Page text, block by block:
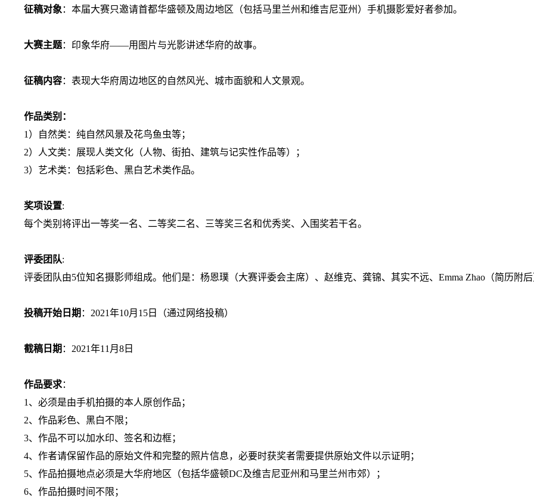
征稿对象 ：本届大赛只邀请首都华盛顿及周边地区（包括马里兰州和维吉尼亚州）手机摄影爱好者参加。
大赛主题：印象华府——用图片与光影讲述华府的故事。
征稿内容：表现大华府周边地区的自然风光、城市面貌和人文景观。
作品类别：
1 ）自然类：纯自然风景及花鸟鱼虫等；
2）人文类：展现人类文化（人物、街拍、建筑与记实性作品等）；
3）艺术类：包括彩色、黑白艺术类作品。
奖项设置:
每个类别将评出一等奖一名、二等奖二名、三等奖三名和优秀奖、入围奖若干名。
评委团队:
评委团队由5位知名摄影师组成。他们是：杨恩璞（大赛评委会主席）、赵维克、龚锦、其实不远、 Emma Zhao （简历附
投稿开始日期 ： 2021年10月 15 日（通过网络投稿）
截稿日期 ： 2021年11 月 8 日
作品要求：
1 、必须是由手机拍摄的本人原创作品；
2、作品彩色、黑白不限；
3、作品不可以加水印、签名和边框；
4、作者请保留作品的原始文件和完整的照片信息，必要时获奖者需要提供原始文件以示证明；
5、作品拍摄地点必须是大华府地区（包括华盛顿DC及维吉尼亚州和马里兰州市郊）；
6、作品拍摄时间不限；